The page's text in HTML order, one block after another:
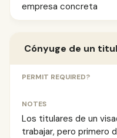
empresa concreta
Cónyuge de un
Los titulares de un
trabajar, pero primero